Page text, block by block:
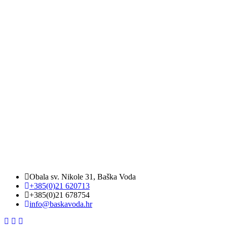
Obala sv. Nikole 31, Baška Voda
+385(0)21 620713
+385(0)21 678754
info@baskavoda.hr